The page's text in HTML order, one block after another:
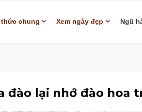
thức chung Xem ngày đẹp Ngũ
đào lại nhớ đào hoa